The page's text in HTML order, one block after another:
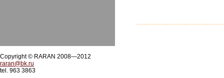
Copyright © RARAN 2008—2012
raran@bk.ru
tel. 963 3863